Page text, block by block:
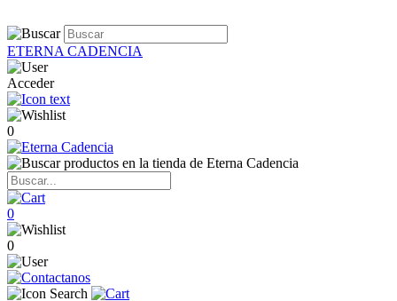
ETERNA CADENCIA
Acceder
0
0
0